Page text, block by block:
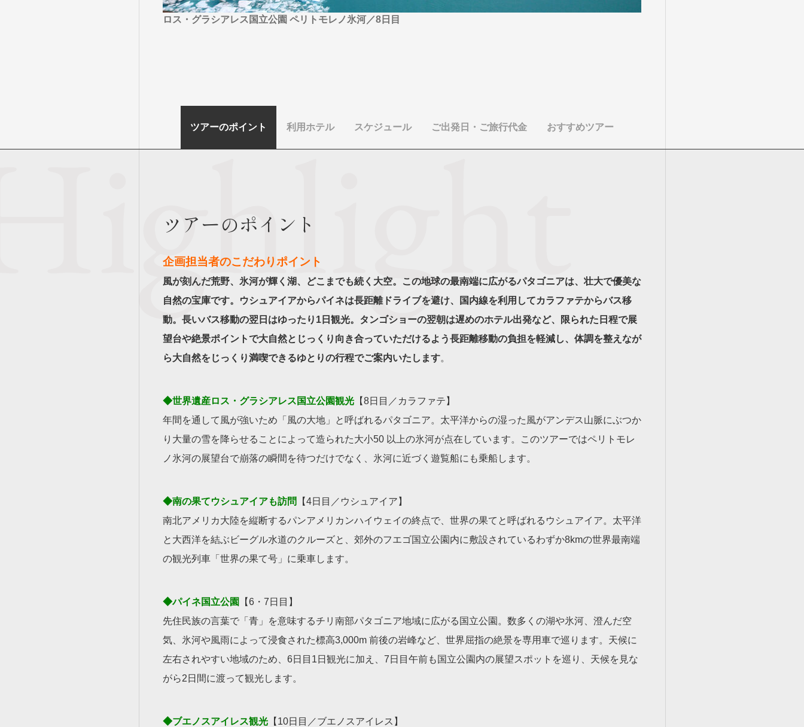
ロス・グラシアレス国立公園 ペリトモレノ氷河／8日目
ツアーのポイント 利用ホテル スケジュール ご出発日・ご旅行代金 おすすめツアー
ツアーのポイント
企画担当者のこだわりポイント
風が刻んだ荒野、氷河が輝く湖、どこまでも続く大空。この地球の最南端に広がるパタゴニアは、壮大で優美な
自然の宝庫です。ウシュアイアからパイネは長距離ドライブを避け、国内線を利用してカラファテからバス移
動。長いバス移動の翌日はゆったり1日観光。タンゴショーの翌朝は遅めのホテル出発など、限られた日程で展
望台や絶景ポイントで大自然とじっくり向き合っていただけるよう長距離移動の負担を軽減し、体調を整えなが
ら大自然をじっくり満喫できるゆとりの行程でご案内いたします。
◆世界遺産ロス・グラシアレス国立公園観光 【8日目／カラファテ】
年間を通して風が強いため「風の大地」と呼ばれるパタゴニア。太平洋からの湿った風がアンデス山脈にぶつか
り大量の雪を降らせることによって造られた大小50 以上の氷河が点在しています。このツアーではペリトモレ
ノ氷河の展望台で崩落の瞬間を待つだけでなく、氷河に近づく遊覧船にも乗船します。
◆南の果てウシュアイアも訪問
【4日目／ウシュアイア】
南北アメリカ大陸を縦断するパンアメリカンハイウェイの終点で、世界の果てと呼ばれるウシュアイア。太平洋
と大西洋を結ぶビーグル水道のクルーズと、郊外のフエゴ国立公園内に敷設されているわずか8kmの世界最南端
の観光列車「世界の果て号」に乗車します。
◆パイネ国立公園
【6・7日目】
先住民族の言葉で「青」を意味するチリ南部パタゴニア地域に広がる国立公園。数多くの湖や氷河、澄んだ空
気、氷河や風雨によって浸食された標高3,000m 前後の岩峰など、世界屈指の絶景を専用車で巡ります。天候に
左右されやすい地域のため、6日目1日観光に加え、7日目午前も国立公園内の展望スポットを巡り、天候を見な
がら2日間に渡って観光します。
◆ブエノスアイレス観光 【10日目／ブエノスアイレス】